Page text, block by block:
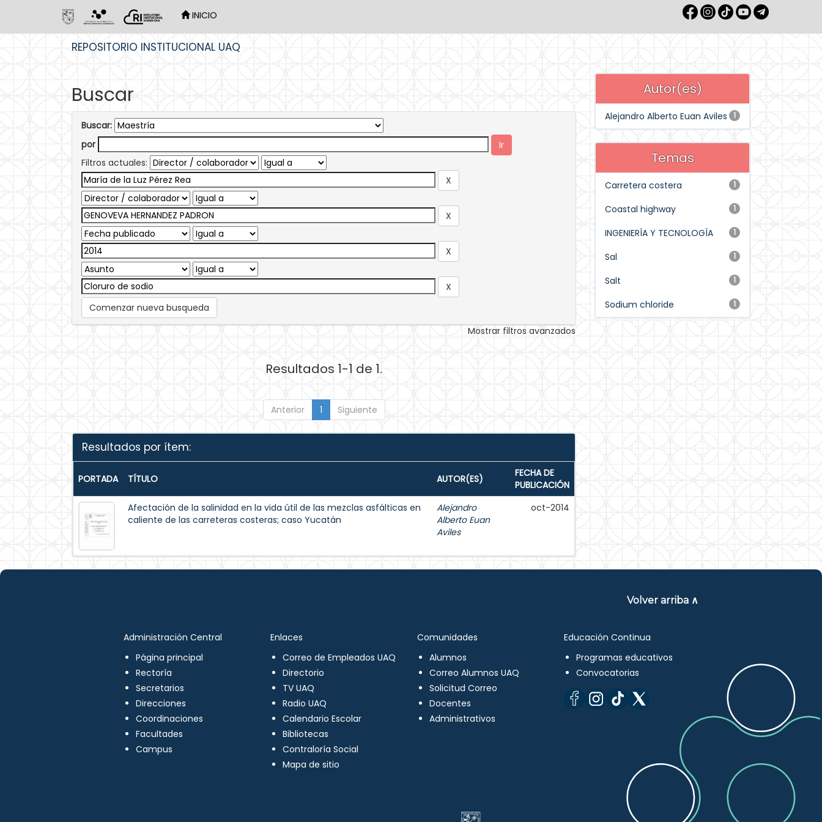
INICIO
REPOSITORIO INSTITUCIONAL UAQ
Buscar
Buscar:
por
Filtros actuales:
Comenzar nueva busqueda
Mostrar filtros avanzados
Resultados 1-1 de 1.
Anterior 1 Siguiente
Resultados por ítem:
PORTADA TÍTULO AUTOR(ES)
FECHA DE
PUBLICACIÓN
Afectación de la salinidad en la vida útil de las mezclas asfálticas en
caliente de las carreteras costeras; caso Yucatán
Alejandro
Alberto Euan
Aviles
oct-2014
Autor(es)
1
Alejandro Alberto Euan Aviles
Temas
1
Carretera costera
1
Coastal highway
1
INGENIERÍA Y TECNOLOGÍA
1
Sal
1
Salt
1
Sodium chloride
Volver arriba ∧
Administración Central
Página principal
Rectoría
Secretarios
Direcciones
Coordinaciones
Facultades
Campus
Enlaces
Correo de Empleados UAQ
Directorio
TV UAQ
Radio UAQ
Calendario Escolar
Bibliotecas
Contraloría Social
Mapa de sitio
Comunidades
Alumnos
Correo Alumnos UAQ
Solicitud Correo
Docentes
Administrativos
Educación Continua
Programas educativos
Convocatorias